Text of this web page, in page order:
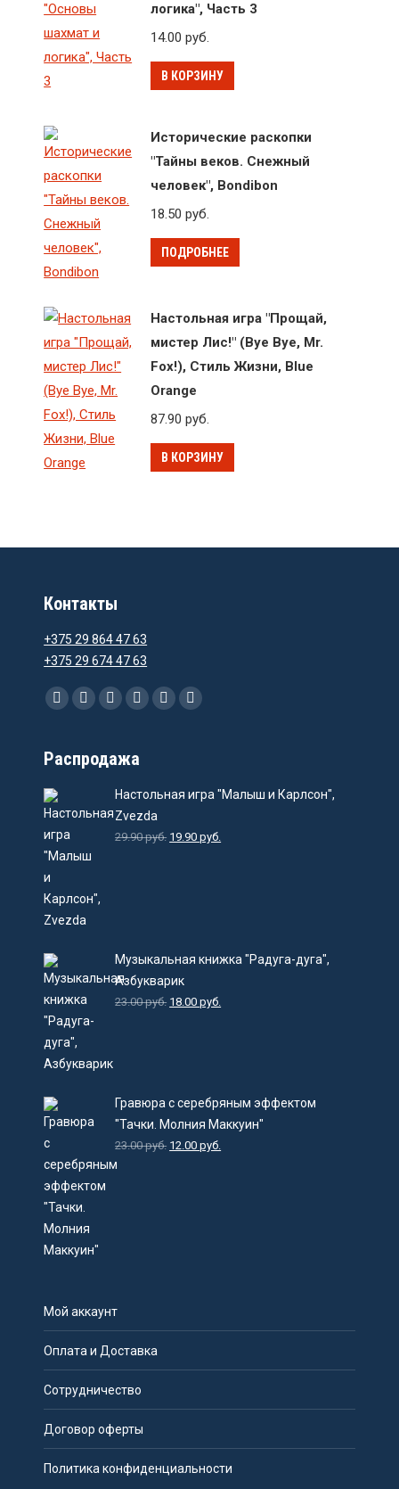
логика", Часть 3
14.00руб.
В КОРЗИНУ
Исторические раскопки
"Тайны веков. Снежный
человек", Bondibon
18.50руб.
ПОДРОБНЕЕ
Настольная игра "Прощай,
мистер Лис!" (Bye Bye, Mr.
Fox!), Стиль Жизни, Blue
Orange
87.90руб.
В КОРЗИНУ
Контакты
+375 29 864 47 63
+375 29 674 47 63
Ищите нас:
FacebookInstagram
EmailViberWhatsAppTelegram
Распродажа
Настольная игра "Малыш и Карлсон",
Zvezda
29.90руб. 19.90руб.
Музыкальная книжка "Радуга-дуга",
Азбукварик
23.00руб. 18.00руб.
Гравюра с серебряным эффектом
"Тачки. Молния Маккуин"
23.00руб. 12.00руб.
Мой аккаунт
Оплата и Доставка
Сотрудничество
Договор оферты
Политика конфиденциальности